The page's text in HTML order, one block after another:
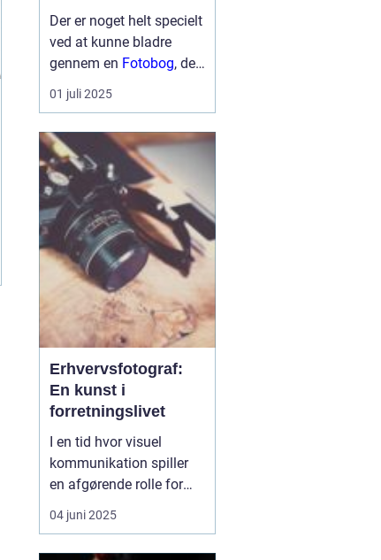
Der er noget helt specielt
ved at kunne bladre
gennem en Fotobog, der
helt bogstaveligt samler
minder i en smuk og
fotobog er ikke blot en
række billeder. Det er en
ku...
01 juli 2025
Erhvervsfotograf:
En kunst i
forretningslivet
I en tid hvor visuel
kommunikation spiller
en afgørende rolle for
branding og
markedsføring, er en
04 juni 2025